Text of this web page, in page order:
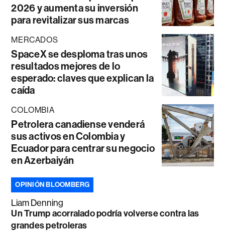
2026 y aumenta su inversión
para revitalizar sus marcas
MERCADOS
SpaceX se desploma tras unos
resultados mejores de lo
esperado: claves que explican la
caída
COLOMBIA
Petrolera canadiense venderá
sus activos en Colombia y
Ecuador para centrar su negocio
en Azerbaiyán
OPINIÓN BLOOMBERG
Liam Denning
Un Trump acorralado podría volverse contra las
grandes petroleras